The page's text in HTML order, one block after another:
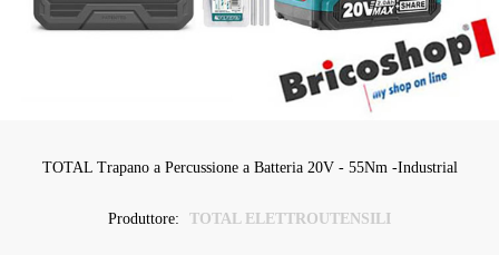
TOTAL Trapano a Percussione a Batteria 20V - 55Nm -Industrial
Produttore: TOTAL ELETTROUTENSILI